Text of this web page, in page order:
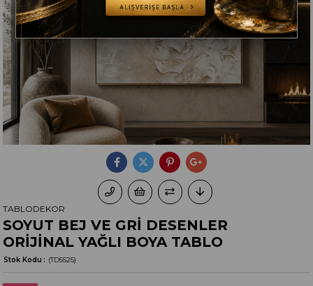
SOYUT BEJ VE GRİ DESENLER
ORİJİNAL YAĞLI BOYA TABLO
(TD5525)
Stok Kodu
TABLODEKOR